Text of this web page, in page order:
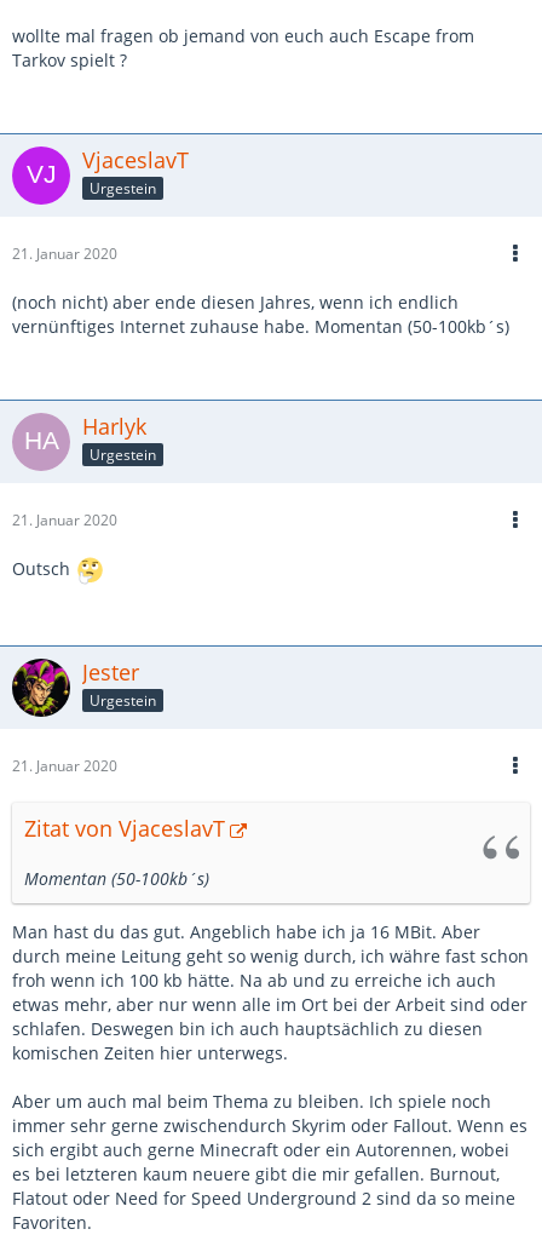
wollte mal fragen ob jemand von euch auch Escape from
Tarkov spielt ?
VjaceslavT
Urgestein
21. Januar 2020
(noch nicht) aber ende diesen Jahres, wenn ich endlich
vernünftiges Internet zuhause habe. Momentan (50-100kb´s)
Harlyk
Urgestein
21. Januar 2020
Outsch
Jester
Urgestein
21. Januar 2020
Zitat von VjaceslavT
Momentan (50-100kb´s)
Man hast du das gut. Angeblich habe ich ja 16 MBit. Aber
durch meine Leitung geht so wenig durch, ich währe fast schon
froh wenn ich 100 kb hätte. Na ab und zu erreiche ich auch
etwas mehr, aber nur wenn alle im Ort bei der Arbeit sind oder
schlafen. Deswegen bin ich auch hauptsächlich zu diesen
komischen Zeiten hier unterwegs.
Aber um auch mal beim Thema zu bleiben. Ich spiele noch
immer sehr gerne zwischendurch Skyrim oder Fallout. Wenn es
sich ergibt auch gerne Minecraft oder ein Autorennen, wobei
es bei letzteren kaum neuere gibt die mir gefallen. Burnout,
Flatout oder Need for Speed Underground 2 sind da so meine
Favoriten.